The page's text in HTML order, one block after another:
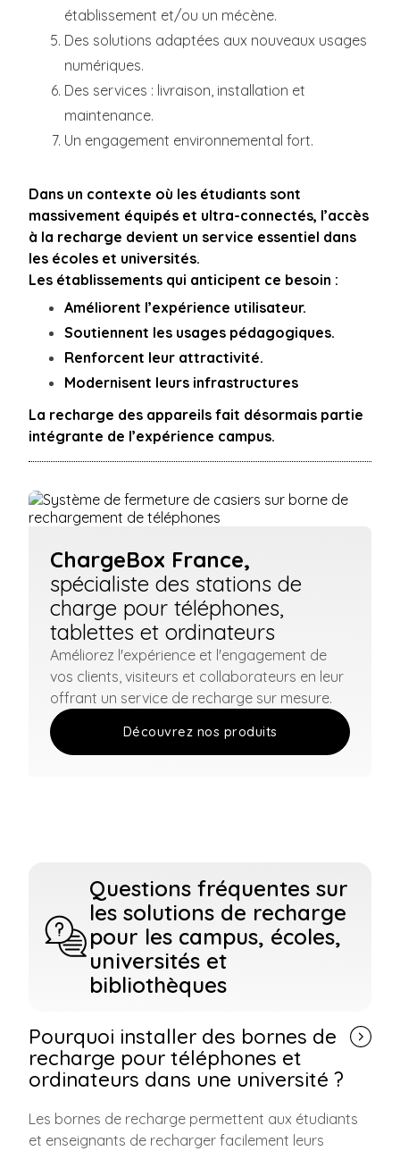
établissement et/ou un mécène.
Des solutions adaptées aux nouveaux usages
numériques.
Des services : livraison, installation et
maintenance.
Un engagement environnemental fort.
Dans un contexte où les étudiants sont
massivement équipés et ultra-connectés, l’accès
à la recharge devient un service essentiel dans
les écoles et universités.
Les établissements qui anticipent ce besoin :
Améliorent l’expérience utilisateur.
Soutiennent les usages pédagogiques.
Renforcent leur attractivité.
Modernisent leurs infrastructures
La recharge des appareils fait désormais partie
intégrante de l’expérience campus.
ChargeBox France,
spécialiste des stations de
charge pour téléphones,
tablettes et ordinateurs
Améliorez l'expérience et l'engagement de
vos clients, visiteurs et collaborateurs en leur
offrant un service de recharge sur mesure.
Découvrez nos produits
Questions fréquentes sur
les solutions de recharge
pour les campus, écoles,
universités et
bibliothèques
Pourquoi installer des bornes de
recharge pour téléphones et
ordinateurs dans une université ?
Les bornes de recharge permettent aux étudiants
et enseignants de recharger facilement leurs